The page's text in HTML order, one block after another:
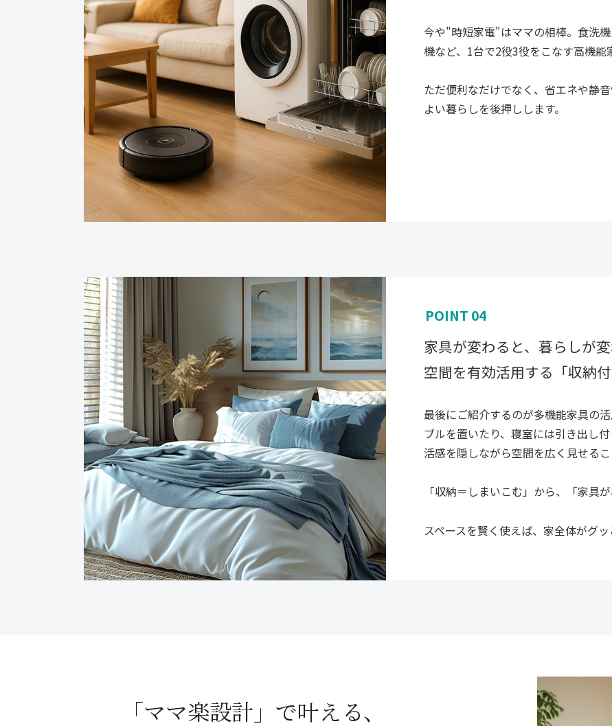
今や"時短家電"はママの相棒。食洗
機など、1台で2役3役をこなす高機能
ただ便利なだけでなく、省エネや静
よい暮らしを後押しします。
POINT 04
家具が変わると、暮らしが変
空間を有効活用する「収納付
最後にご紹介するのが多機能家具の
ブルを置いたり、寝室には引き出し
活感を隠しながら空間を広く見せるこ
「収納＝しまいこむ」から、「家具
スペースを賢く使えば、家全体がグッ
「ママ楽設計」で叶える、